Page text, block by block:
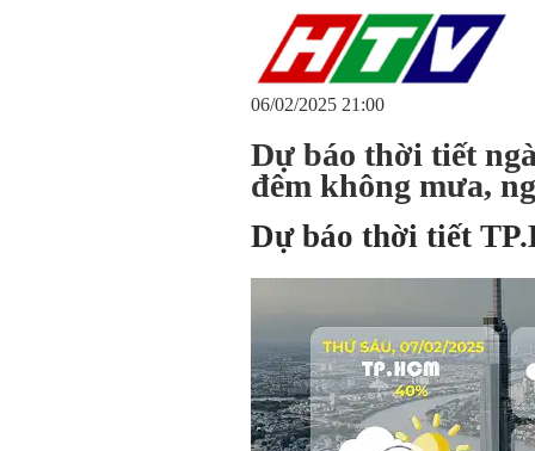
06/02/2025 21:00
Dự báo thời tiết
đêm không mưa,
Dự báo thời tiết